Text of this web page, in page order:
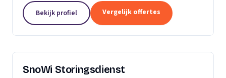
Bekijk profiel Vergelijk offertes
SnoWi Storingsdienst